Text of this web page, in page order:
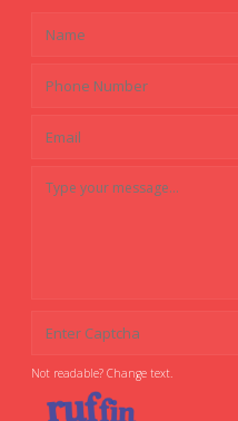
Not readable? Change text.